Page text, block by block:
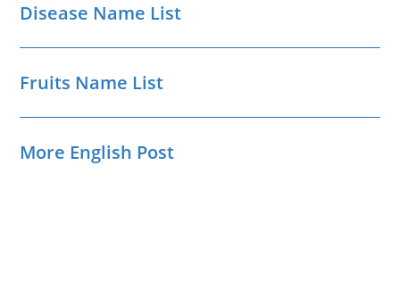
Disease Name List
Fruits Name List
More English Post